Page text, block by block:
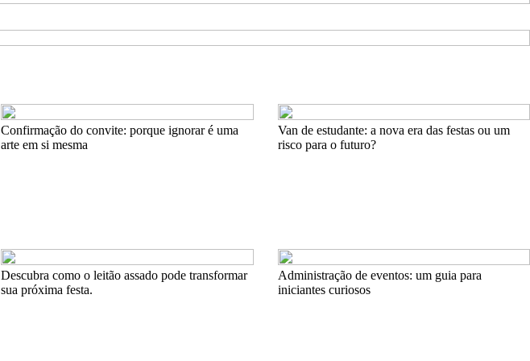
Confirmação do convite: porque ignorar é uma
arte em si mesma
Van de estudante: a nova era das festas ou um
risco para o futuro?
Descubra como o leitão assado pode transformar
sua próxima festa.
Administração de eventos: um guia para
iniciantes curiosos